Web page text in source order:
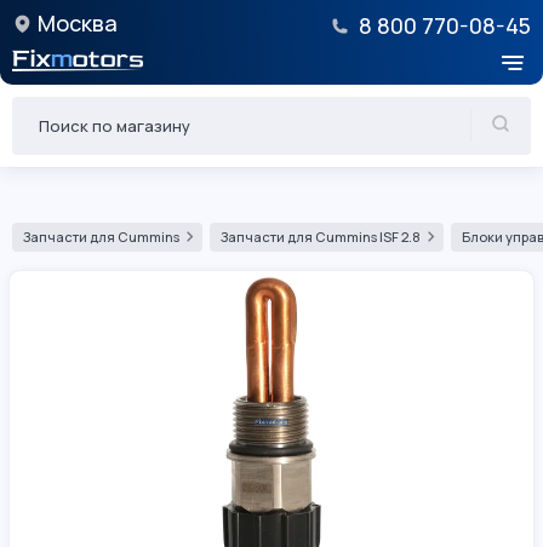
Москва 8 800 770-08-45
Запчасти для Cummins Запчасти для Cummins ISF 2.8 Блоки